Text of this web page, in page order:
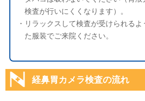
検査が行いにくくなります）。
・リラックスして検査が受けられる
た服装でご来院ください。
経鼻胃カメラ検査の流れ